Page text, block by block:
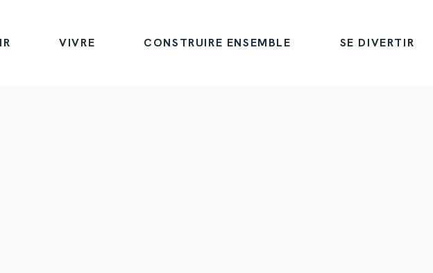
VIVRE CONSTRUIRE ENSEMBLE SE DIVERTIR